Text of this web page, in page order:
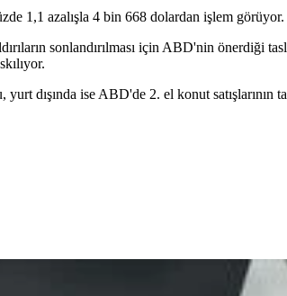
1,1 azalışla 4 bin 668 dolardan işlem görüyor.
sonlandırılması için ABD'nin önerdiği
dışında ise ABD'de 2. el konut satışlarının